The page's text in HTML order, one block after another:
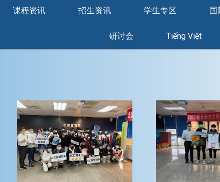
课程资讯 招生资讯 学生专区 国
研讨会 Tiếng Việt